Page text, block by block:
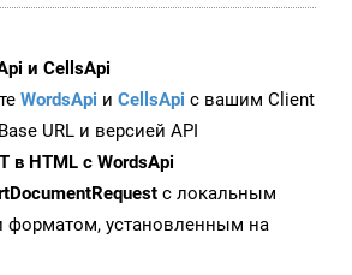
и CellsApi
WordsApi и CellsApi с вашим Client
URL и версией API
в HTML с WordsApi
с локальным
форматом, установленным на